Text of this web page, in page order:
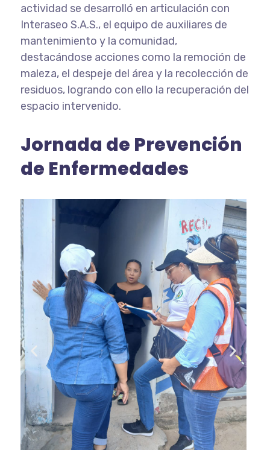
actividad se desarrolló en articulación con
Interaseo S.A.S., el equipo de auxiliares de
mantenimiento y la comunidad,
destacándose acciones como la remoción de
maleza, el despeje del área y la recolección de
residuos, logrando con ello la recuperación del
espacio intervenido.
Jornada de Prevención
de Enfermedades